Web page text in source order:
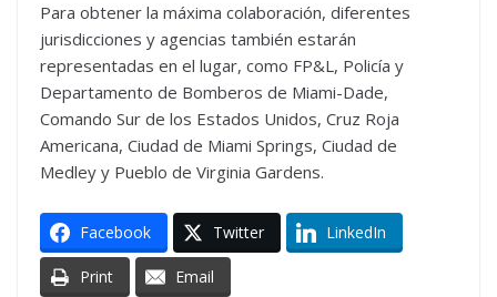
Para obtener la máxima colaboración, diferentes
jurisdicciones y agencias también estarán
representadas en el lugar, como FP&L, Policía y
Departamento de Bomberos de Miami-Dade,
Comando Sur de los Estados Unidos, Cruz Roja
Americana, Ciudad de Miami Springs, Ciudad de
Medley y Pueblo de Virginia Gardens.
Facebook Twitter LinkedIn
Print Email